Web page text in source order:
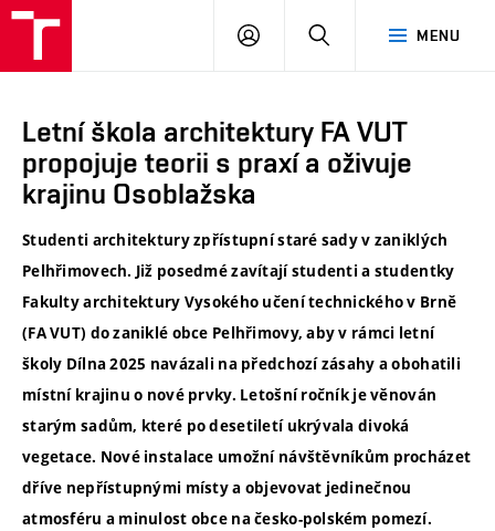
MENU
PŘIHLÁSIT
Letní škola architektury FA VUT
propojuje teorii s praxí a oživuje
krajinu Osoblažska
Studenti architektury zpřístupní staré sady v zaniklých
Pelhřimovech. Již posedmé zavítají studenti a studentky
Fakulty architektury Vysokého učení technického v Brně
(FA VUT) do zaniklé obce Pelhřimovy, aby v rámci letní
školy Dílna 2025 navázali na předchozí zásahy a obohatili
místní krajinu o nové prvky. Letošní ročník je věnován
starým sadům, které po desetiletí ukrývala divoká
vegetace. Nové instalace umožní návštěvníkům procházet
dříve nepřístupnými místy a objevovat jedinečnou
atmosféru a minulost obce na česko-polském pomezí.